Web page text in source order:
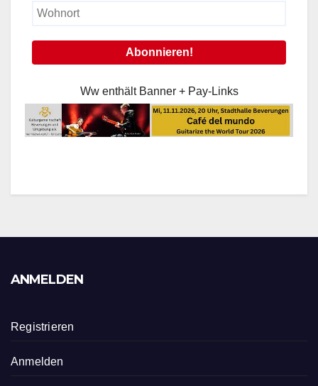
Ww enthält Banner + Pay-Links
ANMELDEN
Registrieren
Anmelden